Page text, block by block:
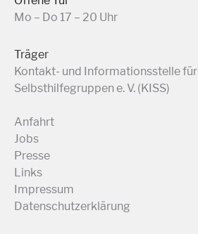
Mo – Do 17 – 20 Uhr
Träger
Kontakt- und Informationsstelle für
Selbsthilfegruppen e. V. (KISS)
Anfahrt
Jobs
Presse
Links
Impressum
Datenschutzerklärung